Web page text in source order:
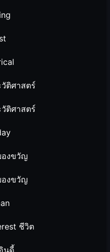
ติศาสตร์
ติศาสตร์
องขวัญ
องขวัญ
ชีวิต
นดี้